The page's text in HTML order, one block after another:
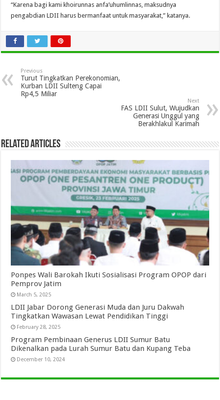
“Karena bagi kami khoirunnas anfa’uhumlinnas, maksudnya
pengabdian LDII harus bermanfaat untuk masyarakat,” katanya.
Previous
Turut Tingkatkan Perekonomian,
Kurban LDII Sulteng Capai
Rp4,5 Miliar
Next
FAS LDII Sulut, Wujudkan
Generasi Unggul yang
Berakhlakul Karimah
Related Articles
Ponpes Wali Barokah Ikuti Sosialisasi Program OPOP dari
Pemprov Jatim
March 5, 2025
LDII Jabar Dorong Generasi Muda dan Juru Dakwah
Tingkatkan Wawasan Lewat Pendidikan Tinggi
February 28, 2025
Program Pembinaan Generus LDII Sumur Batu
Dikenalkan pada Lurah Sumur Batu dan Kupang Teba
December 10, 2024